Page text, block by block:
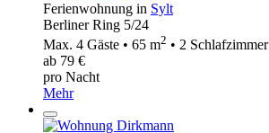
Ferienwohnung in Sylt
Berliner Ring 5/24
Max. 4 Gäste • 65 m2 • 2 Schlafzimmer
ab 79 €
pro Nacht
Mehr